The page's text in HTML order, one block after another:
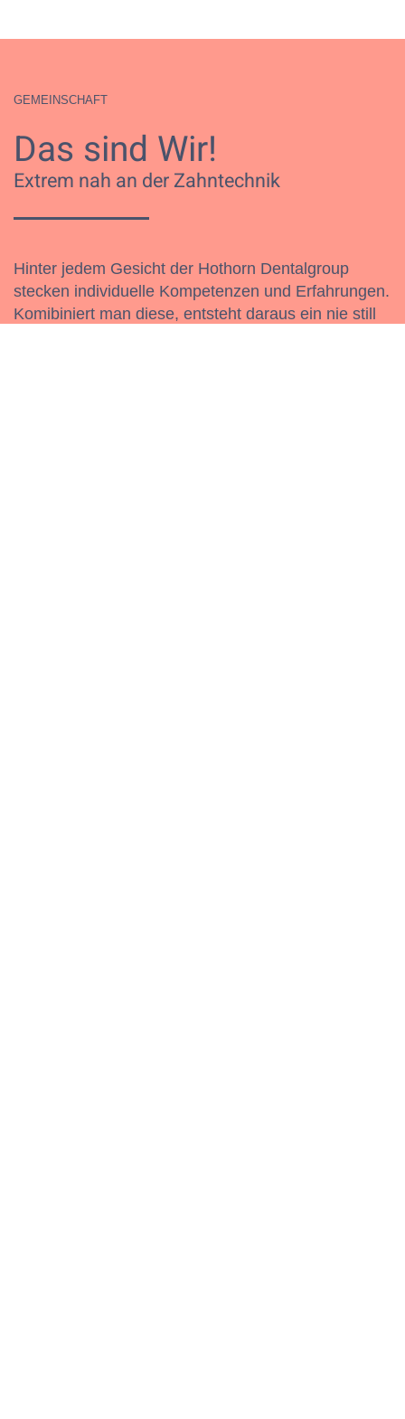
GEMEINSCHAFT
Das sind Wir!
Extrem nah an der Zahntechnik
Hinter jedem Gesicht der Hothorn Dentalgroup
stecken individuelle Kompetenzen und Erfahrungen.
Komibiniert man diese, entsteht daraus ein nie still